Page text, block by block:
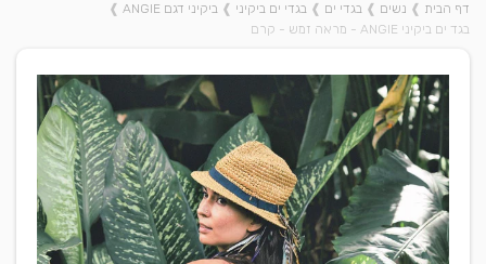
דף הבית ❱ נשים ❱ בגדי ים ❱ בגדי ים ביקיני ❱ ביקיני דגם ANGIE
❱
בגד ים ביקיני ANGIE - מראה זמש - קרם